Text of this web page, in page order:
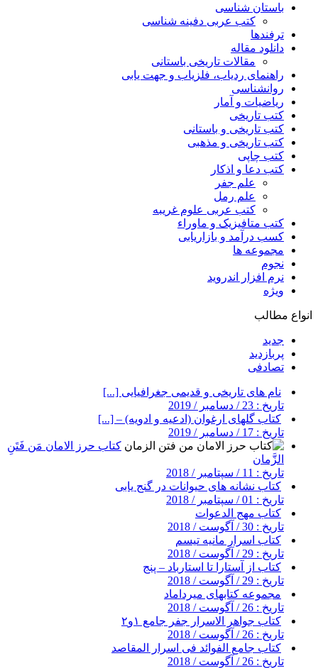
باستان شناسی
کتب عربی دفینه شناسی
ترفندها
دانلود مقاله
مقالات تاریخی باستانی
راهنمای ردیاب، فلزیاب و جهت یابی
روانشناسی
ریاضیات و آمار
کتب تاریخی
کتب تاریخی و باستانی
کتب تاریخی و مذهبی
کتب چاپی
کتب دعا و اذکار
علم جفر
علم رمل
کتب عربی علوم غریبه
کتب متافیزیک و ماوراء
کسب درآمد و بازاریابی
مجموعه ها
نجوم
نرم افزار اندروید
ویژه
انواع مطالب
جدید
پربازدید
تصادفی
نام های تاریخی و قدیمی جغرافیایی [...]
تاریخ : 23 / دسامبر / 2019
کتاب گلهای ارغوان (ادعیه و ادویه) – [...]
تاریخ : 17 / دسامبر / 2019
کتاب حرز الامان مَن فَتَنِ
الزَّمان
تاریخ : 11 / سپتامبر / 2018
کتاب نشانه های حیوانات در گنج یابی
تاریخ : 01 / سپتامبر / 2018
کتاب مهج الدعوات
تاریخ : 30 / آگوست / 2018
کتاب اسرار مانیه تیسم
تاریخ : 29 / آگوست / 2018
کتاب از آستارا تا استارباد – پنج
تاریخ : 29 / آگوست / 2018
مجموعه کتابهای میرداماد
تاریخ : 26 / آگوست / 2018
کتاب جواهر الاسرار جفر جامع ۱و۲
تاریخ : 26 / آگوست / 2018
کتاب جامع الفوائد فی اسرار المقاصد
تاریخ : 26 / آگوست / 2018